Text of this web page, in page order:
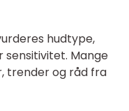
hudtype,
sensitivitet. Mange
trender og råd fra